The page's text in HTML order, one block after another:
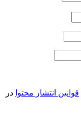
قوانین انتشار محتوا در